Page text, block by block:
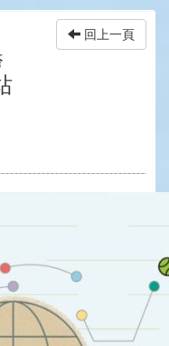
回上一頁